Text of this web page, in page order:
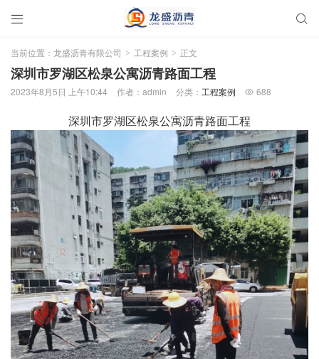
 
当前位置： 龙盛沥青有限公司 > 工程案例 > 正文
深圳市罗湖区松泉公寓沥青路面工程
2023年8月5日 上午10:44 作者：admin 分类： 工程案例  688
深圳市罗湖区松泉公寓沥青路面工程